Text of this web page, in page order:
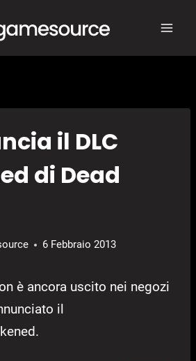
il DLC
di Dead
6 Febbraio 2013
è ancora uscito nei negozi
il